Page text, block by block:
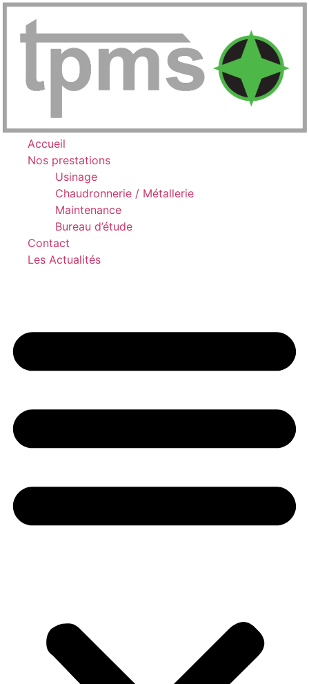
Accueil
Nos prestations
Usinage
Chaudronnerie / Métallerie
Maintenance
Bureau d’étude
Contact
Les Actualités